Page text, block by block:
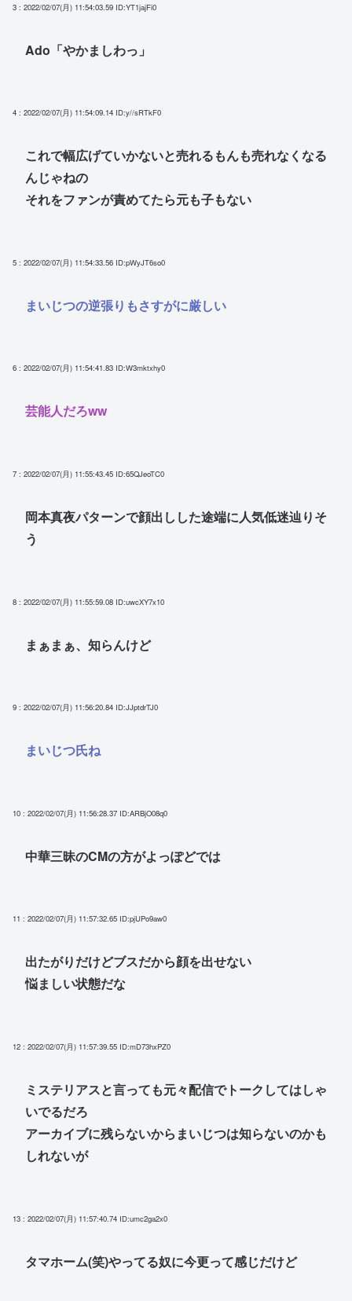
3 : 2022/02/07(月) 11:54:03.59 ID:YT1jajFi0
Ado「やかましわっ」
4 : 2022/02/07(月) 11:54:09.14 ID:y//sRTkF0
これで幅広げていかないと売れるもんも売れなくなる
んじゃねの
それをファンが責めてたら元も子もない
5 : 2022/02/07(月) 11:54:33.56 ID:pWyJT6so0
まいじつの逆張りもさすがに厳しい
6 : 2022/02/07(月) 11:54:41.83 ID:W3mktxhy0
芸能人だろww
7 : 2022/02/07(月) 11:55:43.45 ID:65QJeoTC0
岡本真夜パターンで顔出しした途端に人気低迷辿りそ
う
8 : 2022/02/07(月) 11:55:59.08 ID:uwcXY7x10
まぁまぁ、知らんけど
9 : 2022/02/07(月) 11:56:20.84 ID:JJptdrTJ0
まいじつ氏ね
10 : 2022/02/07(月) 11:56:28.37 ID:ARBjO08q0
中華三昧のCMの方がよっぽどでは
11 : 2022/02/07(月) 11:57:32.65 ID:pjUPo9aw0
出たがりだけどブスだから顔を出せない
悩ましい状態だな
12 : 2022/02/07(月) 11:57:39.55 ID:mD73hxPZ0
ミステリアスと言っても元々配信でトークしてはしゃ
いでるだろ
アーカイブに残らないからまいじつは知らないのかも
しれないが
13 : 2022/02/07(月) 11:57:40.74 ID:umc2ga2x0
タマホーム(笑)やってる奴に今更って感じだけど